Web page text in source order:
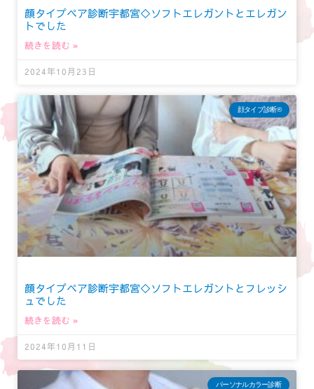
顔タイプペア診断宇都宮◇ソフトエレガントとエレガン
トでした
続きを読む »
2024年10月23日
顔タイプ診断®︎
顔タイプペア診断宇都宮◇ソフトエレガントとフレッシ
ュでした
続きを読む »
2024年10月11日
パーソナルカラー診断